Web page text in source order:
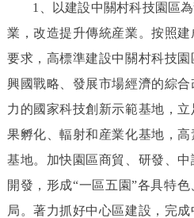
1、以建設中關村科技園區為
業，改造提升傳統産業。按照
要求，高標準建設中關村科技
興國戰略、發展市場經濟的綜
力的國家科技創新示範基地，
果孵化、輻射和産業化基地，
基地。加快園區商貿、研發、
開發，形成“一區五園”各具特
局。著力抓好中心區建設，完